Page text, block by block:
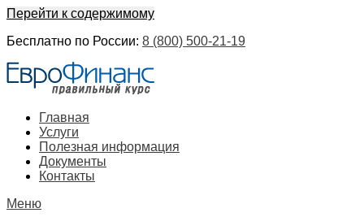
Перейти к содержимому
Бесплатно по России: 8 (800) 500-21-19
ЕвроФинанс
БыстроГлавная
Услуги
Полезная информация
Документы
Контакты
Меню